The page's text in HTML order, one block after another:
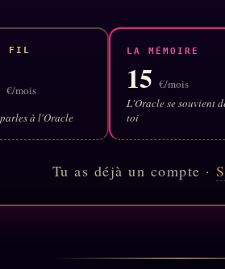
FIL
€/mois
à l'Oracle
LA MÉMOIRE
15 €/mois
L'Oracle se souvient
toi
Tu as déjà un compte ·